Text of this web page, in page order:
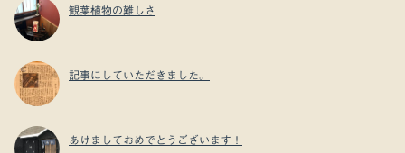
観葉植物の難しさ
記事にしていただきました。
あけましておめでとうございます！